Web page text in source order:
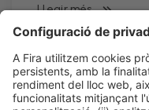
LLegir més